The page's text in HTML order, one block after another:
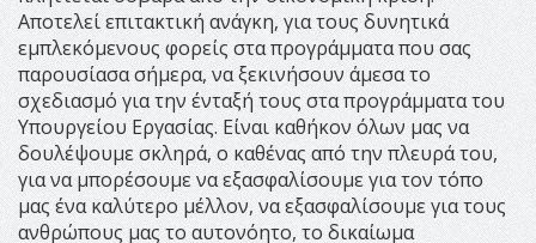
Αποτελεί επιτακτική ανάγκη, για τους δυνητικά
εμπλεκόμενους φορείς στα προγράμματα που σας
παρουσίασα σήμερα, να ξεκινήσουν άμεσα το
σχεδιασμό για την ένταξή τους στα προγράμματα του
Υπουργείου Εργασίας. Είναι καθήκον όλων μας να
δουλέψουμε σκληρά, ο καθένας από την πλευρά του,
για να μπορέσουμε να εξασφαλίσουμε για τον τόπο
μας ένα καλύτερο μέλλον, να εξασφαλίσουμε για τους
ανθρώπους μας το αυτονόητο, το δικαίωμα